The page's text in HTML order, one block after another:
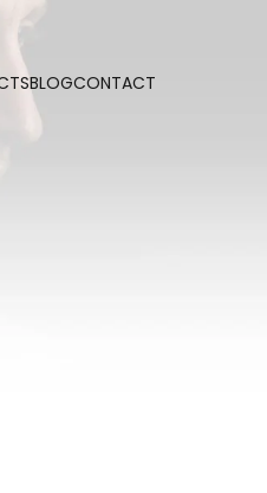
BLOGCONTACT